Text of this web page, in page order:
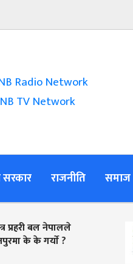
Radio Network
NB TV Network
राजनीति समाज
प्रहरी बल नेपालले
के के गर्याे ?